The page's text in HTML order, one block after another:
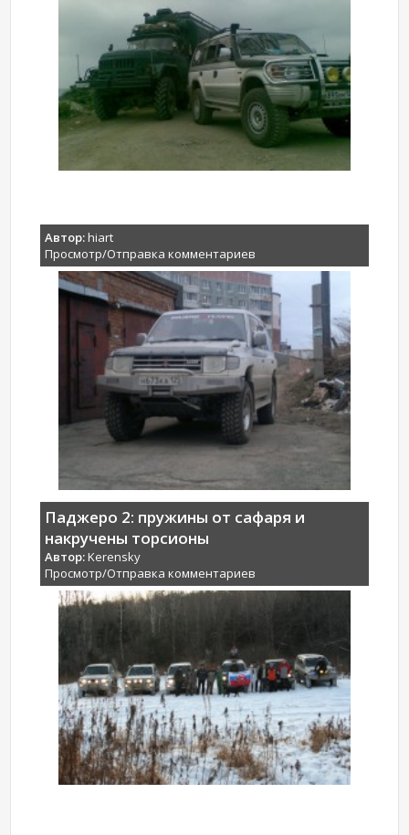
Автор:hiart
Просмотр/Отправка комментариев
Паджеро 2: пружины от сафаря и
накручены торсионы
Автор:Kerensky
Просмотр/Отправка комментариев